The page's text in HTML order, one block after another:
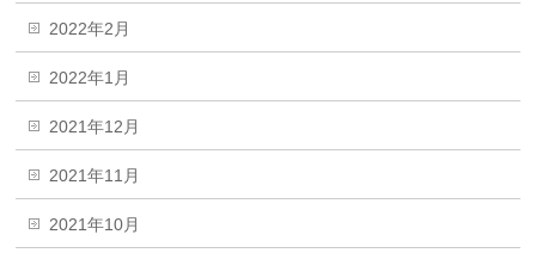
2022年2月
2022年1月
2021年12月
2021年11月
2021年10月